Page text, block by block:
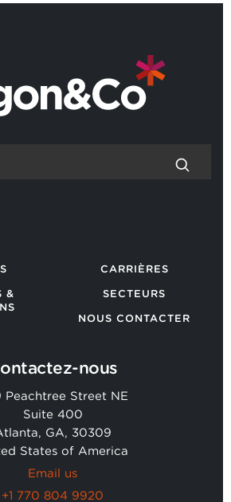
&
CARRIÈRES
SECTEURS
NOUS CONTACTER
nous
Peachtree Street NE
Suite 400
GA, 30309
States of America
Email us
+1 770 804 9920